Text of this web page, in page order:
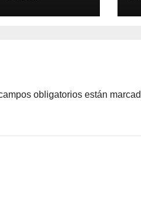
Treviño
obligatorios están